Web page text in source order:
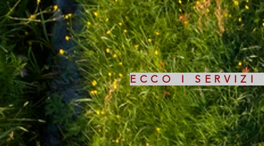
ECCO I SERVIZI